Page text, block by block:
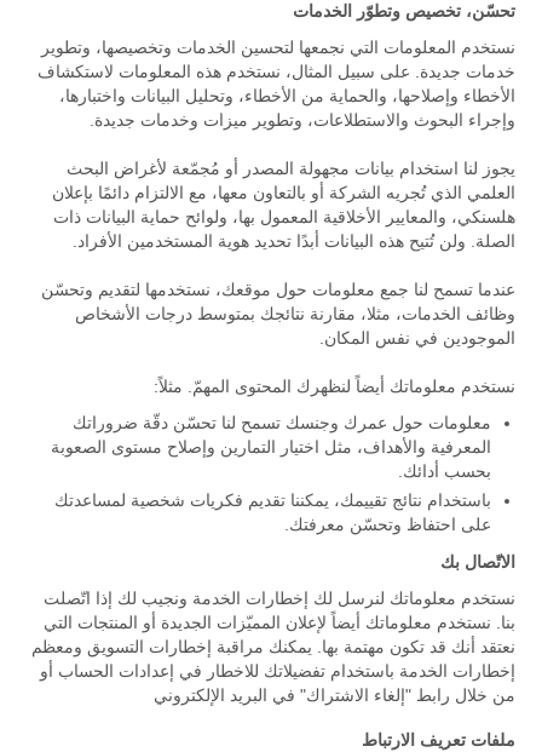
تحسّن، تخصيص وتطوّر الخدمات
نستخدم المعلومات التي نجمعها لتحسين الخدمات وتخصيصها، وتطوير
خدمات جديدة. على سبيل المثال، نستخدم هذه المعلومات لاستكشاف
الأخطاء وإصلاحها، والحماية من الأخطاء، وتحليل البيانات واختبارها،
وإجراء البحوث والاستطلاعات، وتطوير ميزات وخدمات جديدة.
يجوز لنا استخدام بيانات مجهولة المصدر أو مُجمّعة لأغراض البحث
العلمي الذي تُجريه الشركة أو بالتعاون معها، مع الالتزام دائمًا بإعلان
هلسنكي، والمعايير الأخلاقية المعمول بها، ولوائح حماية البيانات ذات
الصلة. ولن تُتيح هذه البيانات أبدًا تحديد هوية المستخدمين الأفراد.
عندما تسمح لنا جمع معلومات حول موقعك، نستخدمها لتقديم وتحسّن
وظائف الخدمات، مثلا، مقارنة نتائجك بمتوسط درجات الأشخاص
الموجودين في نفس المكان.
نستخدم معلوماتك أيضاً لنظهرك المحتوى المهمّ. مثلاً:
معلومات حول عمرك وجنسك تسمح لنا تحسّن دقّة ضروراتك
المعرفية والأهداف، مثل اختيار التمارين وإصلاح مستوى الصعوبة
بحسب أدائك.
باستخدام نتائج تقييمك، يمكننا تقديم فكريات شخصية لمساعدتك
على احتفاظ وتحسّن معرفتك.
الاتّصال بك
نستخدم معلوماتك لنرسل لك إخطارات الخدمة ونجيب لك إذا اتّصلت
بنا. نستخدم معلوماتك أيضاً لإعلان المميّزات الجديدة أو المنتجات التي
نعتقد أنك قد تكون مهتمة بها. يمكنك مراقبة إخطارات التسويق ومعظم
إخطارات الخدمة باستخدام تفضيلاتك للاخطار في إعدادات الحساب أو
من خلال رابط "إلغاء الاشتراك" في البريد الإلكتروني
ملفات تعريف الارتباط